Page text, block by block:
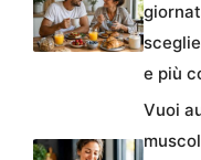
e più
Vuoi